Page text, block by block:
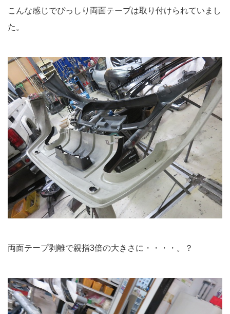
こんな感じでぴっしり両面テープは取り付けられていまし
た。
両面テープ剥離で親指3倍の大きさに・・・・。？